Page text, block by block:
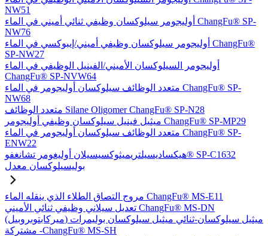
NW51
أوليجومر سيلوكسان وظيفي ثنائي أميني في الماء ChangFu® SP-
NW76
أوليجومر سيلوكسان وظيفي أميني/إيبوكسي في الماء ChangFu®
SP-NW27
أوليجومر السيلوكسان الأميني/الفينيل الوظيفي في الماء
ChangFu® SP-NVW64
متعدد الوظائف سيلوكسان أوليجومر في الماء ChangFu® SP-
NW68
متعدد الوظائف Silane Oligomer ChangFu® SP-N28
ميثيل فينيل سيلوكسان وظيفي أوليجومر ChangFu® SP-MP29
متعدد الوظائف سيلوكسان أوليجومر في الماء ChangFu® SP-
ENW22
هيكساديسيلتريميثوكسيسيلان أوليغومر تشانغفو® SP-C1632
بوليسيلوكسان معدل
مروج التصاق الطلاء الذي ينقله الماء ChangFu® MS-E11
تعديل سيلاني وظيفي ثنائي الأميني ChangFu® MS-DN
(ميركابتوبروبيل) ميثيل سيلوكسان-ثنائي ميثيل سيلوكسان بوليمرات
مشتركة -ChangFu® MS-SH